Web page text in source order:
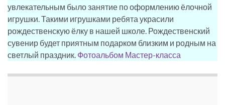
увлекательным было занятие по оформлению ёлочной
игрушки. Такими игрушками ребята украсили
рождественскую ёлку в нашей школе. Рождественский
сувенир будет приятным подарком близким и родным на
светлый праздник. Фотоальбом Мастер-класса